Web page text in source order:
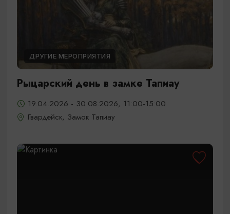
ДРУГИЕ МЕРОПРИЯТИЯ
Рыцарский день в замке Тапиау
19.04.2026 - 30.08.2026, 11:00-15:00
Гвардейск, Замок Тапиау